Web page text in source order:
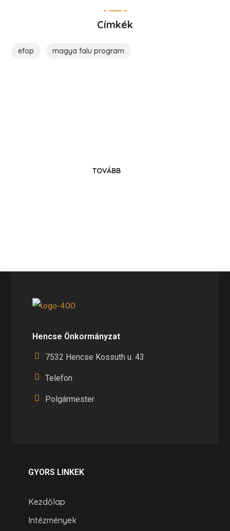
Címkék
efop magya falu program
TOVÁBB
Hencse Önkormányzat
7532 Hencse Kossuth u. 43
Telefon
Polgármester
GYORS LINKEK
Kezdőlap
Intézmények